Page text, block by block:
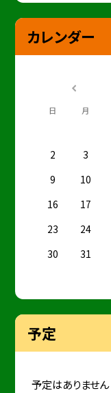
カレンダー
日 月
2
3
9
10
16
17
23
24
30
31
予定
予定はありません